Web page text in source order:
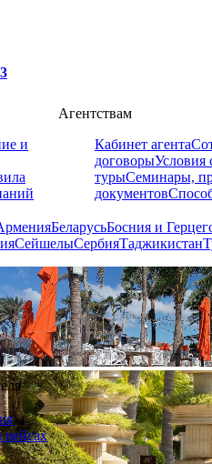
и
Агентствам
Кабинет агента
договорыУсловия
турыСеминары,
документов
БеларусьБосния и
СейшелыСербияТаджикистан
рейсах